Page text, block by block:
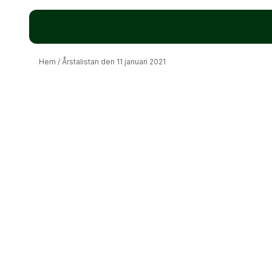
Hem / Årstalistan den 11 januari 2021